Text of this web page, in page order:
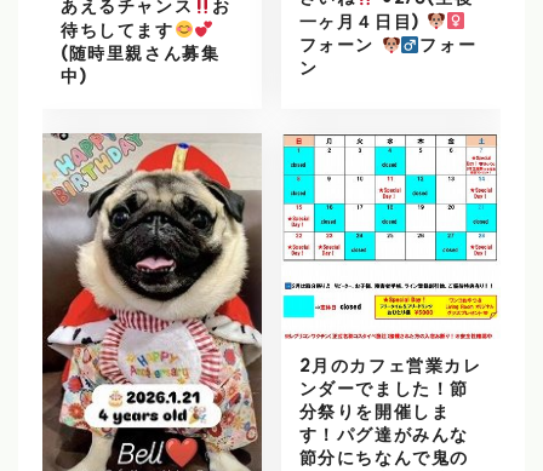
あえるチャンス
お
待ちしてます
(随時里親さん募集
中)
一ヶ月４日目)
フォーン
フォー
ン
2月のカフェ営業カレ
ンダーでました！節
分祭りを開催しま
す！パグ達がみんな
節分にちなんで鬼の